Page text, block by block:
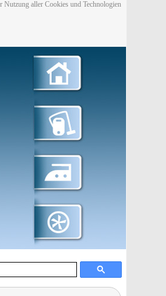
Nutzung aller Cookies und Technologien